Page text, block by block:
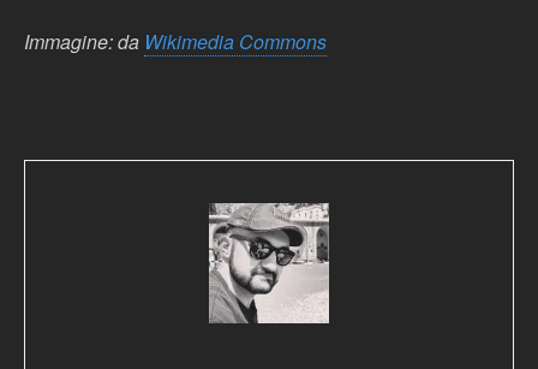
Immagine: da Wikimedia Commons